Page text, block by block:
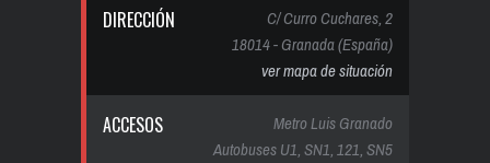
DIRECCIÓN
C/ Curro Cuchares, 2
18014 - Granada (España)
ver mapa de situación
ACCESOS
Metro Luis Granado
Autobuses U1, SN1, 121, SN5